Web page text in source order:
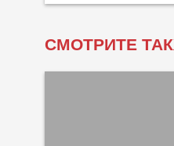
СМОТРИТЕ